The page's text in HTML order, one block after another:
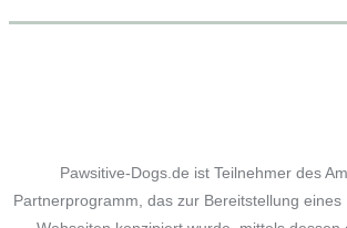
Pawsitive-Dogs.de ist Teilnehmer des
Partnerprogramm, das zur Bereitstellung eines